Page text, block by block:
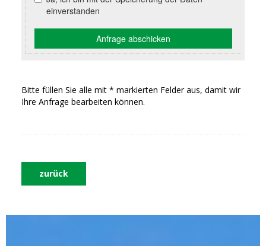
Bitte füllen Sie alle mit * markierten Felder aus, damit wir
Ihre Anfrage bearbeiten können.
zurück